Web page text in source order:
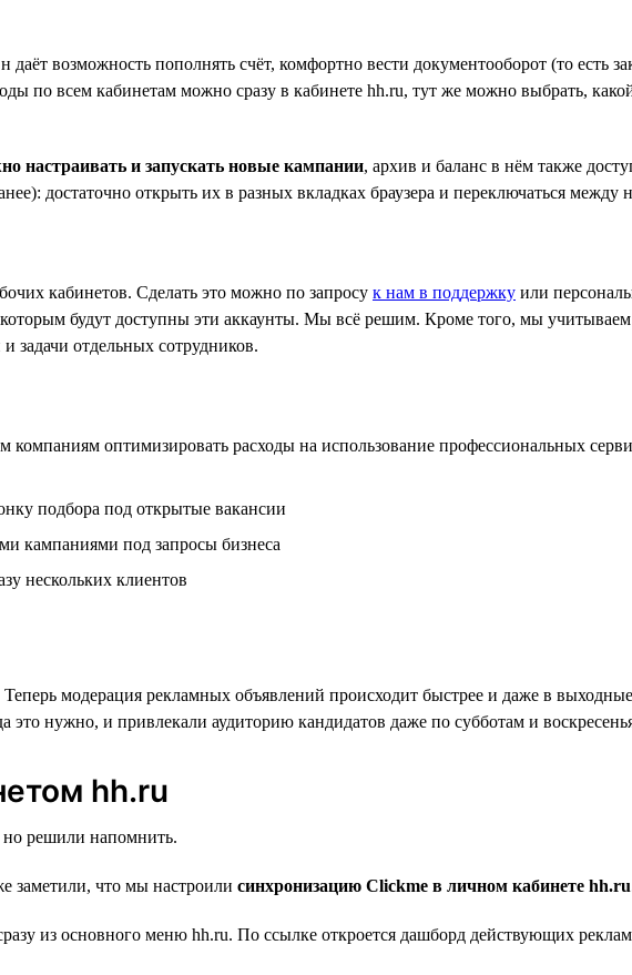
даёт возможность пополнять счёт, комфортно вести документооборот (то есть
по всем кабинетам можно сразу в кабинете hh.ru, тут же можно выбрать,
настраивать и запускать новые кампании, архив и баланс в нём также
достаточно открыть их в разных вкладках браузера и переключаться между
кабинетов. Сделать это можно по запросу к нам в поддержку или
будут доступны эти аккаунты. Мы всё решим. Кроме того, мы
задачи отдельных сотрудников.
оптимизировать расходы на использование профессиональных
подбора под открытые вакансии
кампаниями под запросы бизнеса
нескольких клиентов
модерация рекламных объявлений происходит быстрее и даже в
это нужно, и привлекали аудиторию кандидатов даже по субботам и
hh.ru
но решили напомнить.
заметили, что мы настроили синхронизацию Clickme в личном кабинете hh.ru
из основного меню hh.ru. По ссылке откроется дашборд действующих